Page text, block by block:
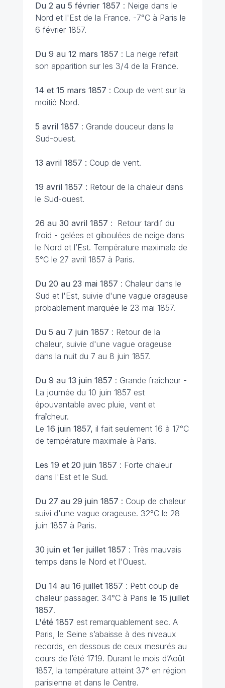
Du 2 au 5 février 1857 : Neige dans le
Nord et l'Est de la France. -7°C à Paris le
6 février 1857.
Du 9 au 12 mars 1857 : La neige refait
son apparition sur les 3/4 de la France.
14 et 15 mars 1857 : Coup de vent sur la
moitié Nord.
5 avril 1857 : Grande douceur dans le
Sud-ouest.
13 avril 1857 : Coup de vent.
19 avril 1857 : Retour de la chaleur dans
le Sud-ouest.
26 au 30 avril 1857 : Retour tardif du
froid - gelées et giboulées de neige dans
le Nord et l’Est. Température maximale de
5°C le 27 avril 1857 à Paris.
Du 20 au 23 mai 1857 : Chaleur dans le
Sud et l'Est, suivie d'une vague orageuse
probablement marquée le 23 mai 1857.
Du 5 au 7 juin 1857 : Retour de la
chaleur, suivie d'une vague orageuse
dans la nuit du 7 au 8 juin 1857.
Du 9 au 13 juin 1857 : Grande fraîcheur -
La journée du 10 juin 1857 est
épouvantable avec pluie, vent et
fraîcheur.
Le 16 juin 1857, il fait seulement 16 à 17°C
de température maximale à Paris.
Les 19 et 20 juin 1857 : Forte chaleur
dans l'Est et le Sud.
Du 27 au 29 juin 1857 : Coup de chaleur
suivi d'une vague orageuse. 32°C le 28
juin 1857 à Paris.
30 juin et 1er juillet 1857 : Très mauvais
temps dans le Nord et l'Ouest.
Du 14 au 16 juillet 1857 : Petit coup de
chaleur passager. 34°C à Paris le 15 juillet
1857.
L'été 1857 est remarquablement sec. A
Paris, le Seine s’abaisse à des niveaux
records, en dessous de ceux mesurés au
cours de l’été 1719. Durant le mois d’Août
1857, la température atteint 37° en région
parisienne et dans le Centre.